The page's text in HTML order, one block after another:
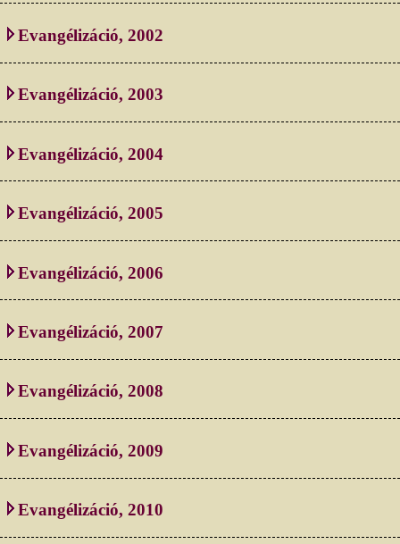
Evangélizáció, 2002
Evangélizáció, 2003
Evangélizáció, 2004
Evangélizáció, 2005
Evangélizáció, 2006
Evangélizáció, 2007
Evangélizáció, 2008
Evangélizáció, 2009
Evangélizáció, 2010